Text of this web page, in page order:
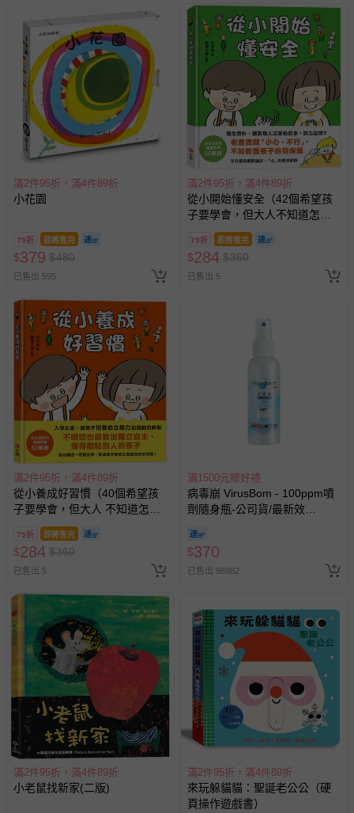
已拆封之以下類型商品：
-個人衛生用品（例如尿布、貼身衣物、泳裝、襪子、地
墊、寢具類等）。
-新生兒親膚衣物（嬰幼兒包巾與背巾、包屁衣、學習
褲、紗布衣等）。
-接觸性孕哺產品（奶嘴、奶瓶、擠乳器、哺乳衣、托腹
帶束縛衣、餐搖椅等）。
-其他原廠盒裝商品封口處已貼上「不可拆封」，或具警
示字句等說明貼紙、封條者。
相關的退換貨辦理流程，可詳見：退換貨 & 退款問題
其他常見問題：
運送服務：目前提供的運送僅限台灣本島。如您位於離島地
區，可能會無法配送，或須依據商品需加收離島運費。廠商
亦保留出貨與否的權利。離島、偏遠地區、樓層親送等加價
費用，可能會另需加收。
商品實際的配達日期，可於訂單個人資料內的查詢訂單內，
已出貨通知之訊息為主。
如您收到商品，請依正常流程檢查是否完好，若商品遇瑕疵
情形，您可申請更換新品或退貨，請見：
退貨的辦理流程
若您對於會員帳號、商品訂購與資訊、購物流程、付款方
式、折價券與購物金的使用、退貨及商品運送方式等有疑
問，你可詳見：媽咪愛客服中心。
預購商品：預購為海外同步代購，遇缺貨即會通知媽咪並協
助取消退款事宜。
商品如因「價格、組合」等錯誤原因，導致無法安排出貨，
會主動以簡訊及mail通知訂單取消事宜，並將提供適當補
償。
滿2件95折，滿4件89折
小花園
79折 即將售完
$379 $480
已售出 595
滿2件95折，滿4件89折
從小開始懂安全（42個希望孩
子要學會，但大人不知道怎麼
教的安全守則）
79折 即將售完
$284 $360
已售出 5
滿2件95折，滿4件89折
從小養成好習慣（40個希望孩
子要學會，但大人 不知道怎麼
教的生活習慣）
79折 即將售完
$284 $360
已售出 5
滿1500元贈好禮
病毒崩 VirusBom - 100ppm噴
劑隨身瓶-公司貨/最新效
$370
已售出 98982
滿2件95折，滿4件89折
小老鼠找新家(二版)
滿2件95折，滿4件89折
來玩躲貓貓：聖誕老公公（硬
頁操作遊戲書）